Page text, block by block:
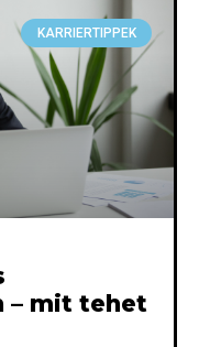
KARRIERTIPPEK
– mit tehet